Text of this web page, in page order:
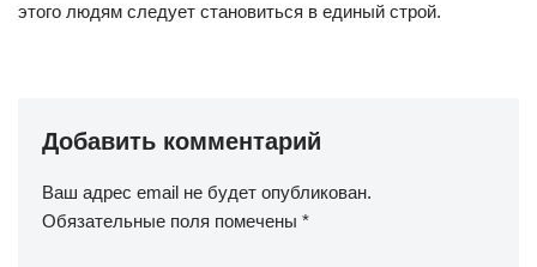
этого людям следует становиться в единый строй.
Добавить комментарий
Ваш адрес email не будет опубликован.
Обязательные поля помечены *